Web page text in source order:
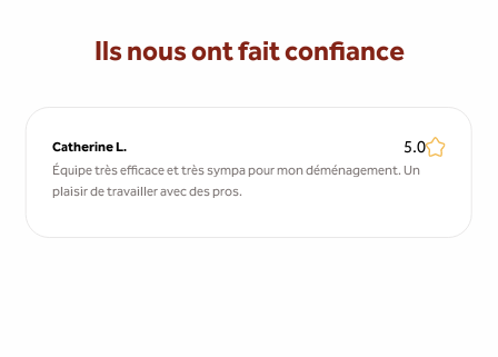
Ils nous ont fait confiance
Catherine L. 5.0
Équipe très efficace et très sympa pour mon déménagement. Un
plaisir de travailler avec des pros.